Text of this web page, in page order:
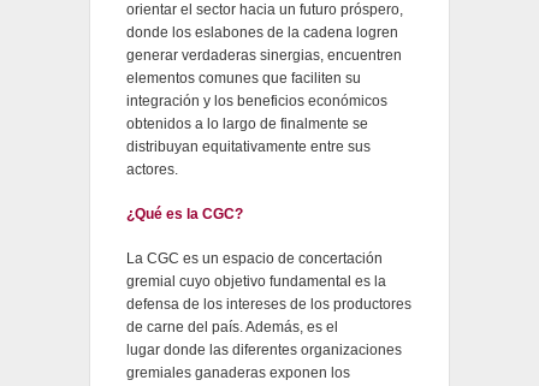
orientar el sector hacia un futuro próspero,
donde los eslabones de la cadena logren
generar verdaderas sinergias, encuentren
elementos comunes que faciliten su
integración y los beneficios económicos
obtenidos a lo largo de finalmente se
distribuyan equitativamente entre sus
actores.
¿Qué es la CGC?
La CGC es un espacio de concertación
gremial cuyo objetivo fundamental es la
defensa de los intereses de los productores
de carne del país. Además, es el
lugar donde las diferentes organizaciones
gremiales ganaderas exponen los